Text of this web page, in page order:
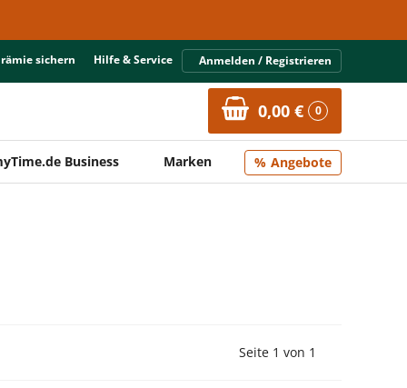
sichern Hilfe & Service Anmelden / Registrieren
0,00 € 0
Business Marken Angebote
Vorherige Seite
Seite 1 von 1